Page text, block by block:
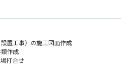
置工事）の施工図面作成
作成
打合せ